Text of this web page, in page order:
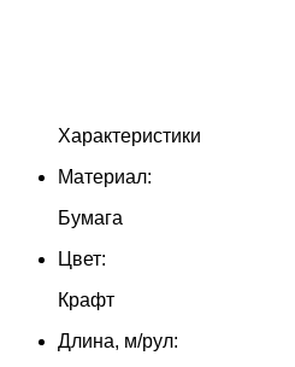
Характеристики
Материал:
Бумага
Цвет:
Крафт
Длина, м/рул: